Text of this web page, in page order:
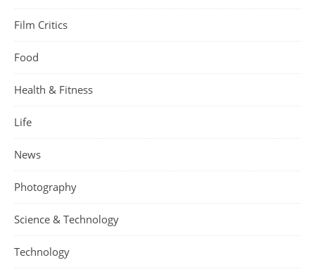
Film Critics
Food
Health & Fitness
Life
News
Photography
Science & Technology
Technology